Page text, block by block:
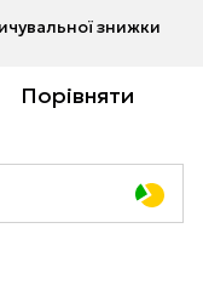
знижки
Порівняти